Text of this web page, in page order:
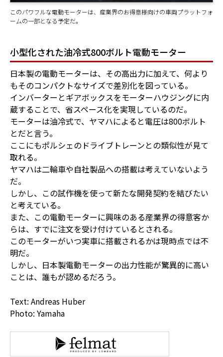
このパワフルな電動モーターは、産業界のお得意様向けの車両プラットフォ
ームの一部となる予定だ。
小型化された油冷式800ボルト電動モーター
日本製の電動モーターは、その高出力に加えて、何より
もそのコンパクトなサイズで差別化を図っている。
インバーターとギアボックスをモーターハウジングに内
蔵することで、省スペース化を実現しているのだ。
モーターは油冷式で、ヤマハによると電圧は800ボルト
とだと言う。
ここにもポルシェのドライブトレーンとの類似性が見て
取れる。
ヤマハは二輪車や自社製品への搭載は考えていないよう
だ。
しかし、この試作機を使って新たな開発契約を結びたい
と考えている。
また、この電動モーターに興味のある産業界の得意客か
らは、すでに注文を受け付けているとされる。
このモーターがいつ実車に搭載されるかは現時点では不
明だ。
しかし、日本製電動モーターの出力性能が驚異的に高い
ことは、誰もが認めるだろう。
Text: Andreas Huber
Photo: Yamaha